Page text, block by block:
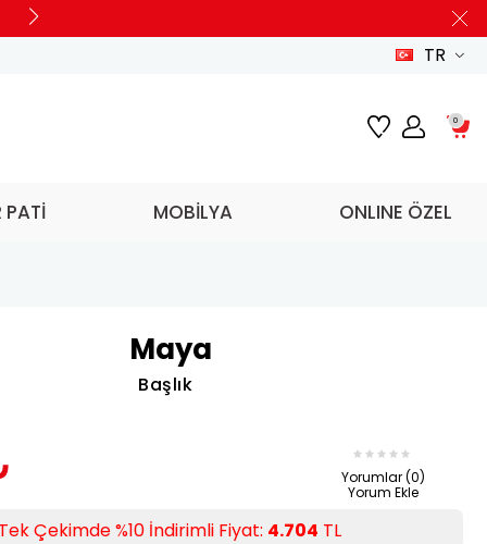
TR
0
PATİ MOBİLYA ONLINE ÖZEL
Maya
Başlık
Yorumlar (0)
Yorum Ekle
Çekimde %10 İndirimli Fiyat: 4.704 TL